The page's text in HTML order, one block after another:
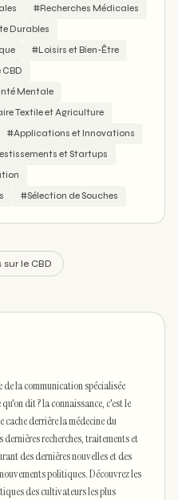
#Recherches Médicales
Durables
#Loisirs et Bien-Être
Mentale
Textile et Agriculture
#Applications et Innovations
et Startups
#Sélection de Souches
le CBD
la communication spécialisée
dit ? la connaissance, c'est le
cache derrière la médecine du
recherches, traitements et
des dernières nouvelles et des
politiques. Découvrez les
des cultivateurs les plus